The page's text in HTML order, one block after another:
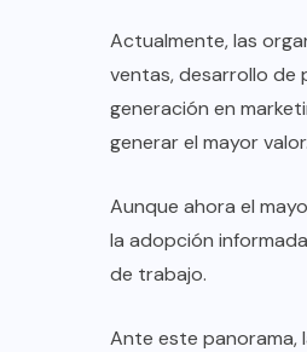
Actualmente, las
ventas, desarrollo de
generación en
generar el mayor valor.
Aunque ahora el
la adopción
de trabajo.
Ante este panorama,